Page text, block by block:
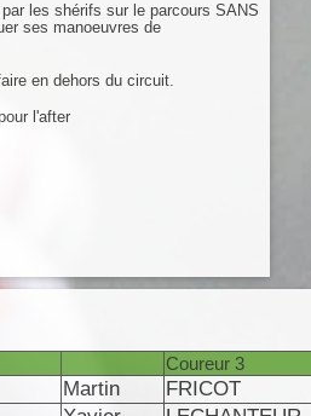
les shérifs sur le parcours SANS
ses manoeuvres de
en dehors du circuit.
l'after
Coureur 3
Martin FRICOT